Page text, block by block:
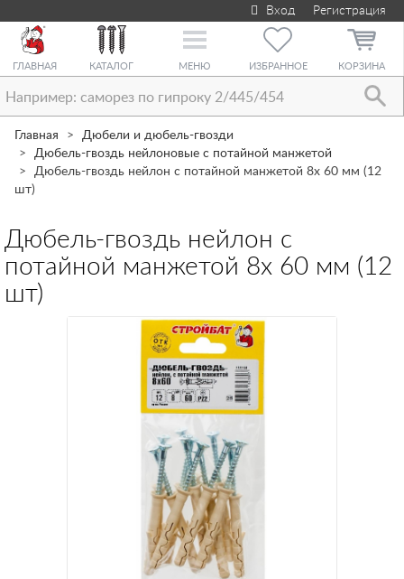
Вход Регистрация
ГЛАВНАЯ КАТАЛОГ
Toggle
МЕНЮ ИЗБРАННОЕ КОРЗИНА
Главная
Дюбели и дюбель-гвозди
Дюбель-гвоздь нейлоновые с потайной манжетой
Дюбель-гвоздь нейлон с потайной манжетой 8х 60 мм (12
шт)
Дюбель-гвоздь нейлон с
потайной манжетой 8х 60 мм (12
шт)